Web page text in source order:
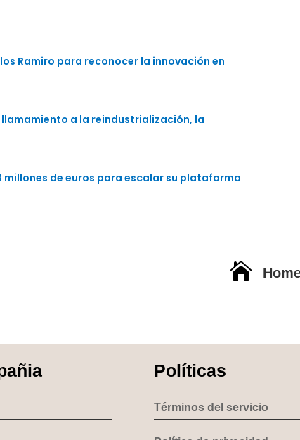
Ramiro para reconocer la innovación en
llamamiento a la reindustrialización, la
millones de euros para escalar su plataforma

Políticas
Términos del servicio